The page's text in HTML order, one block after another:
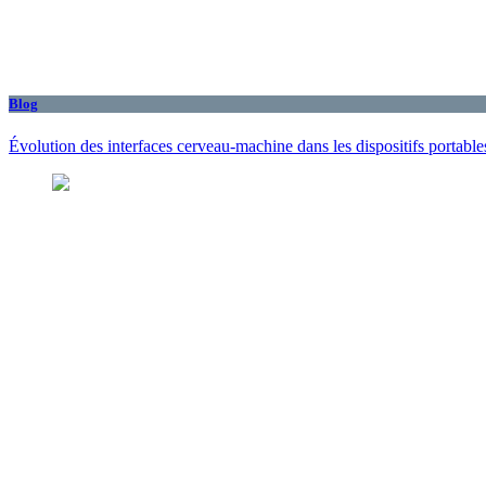
Blog
Évolution des interfaces cerveau-machine dans les dispositifs